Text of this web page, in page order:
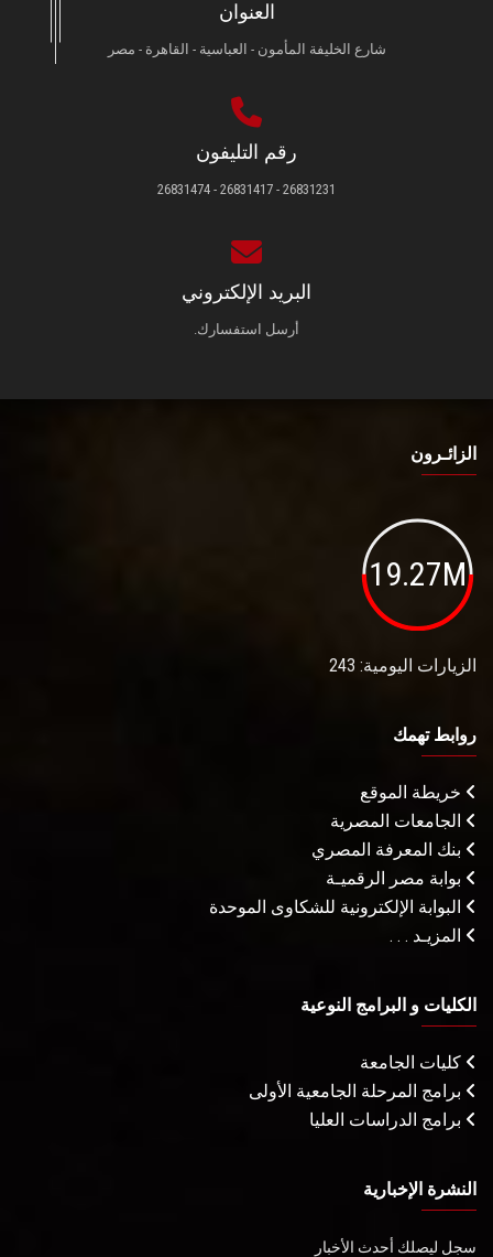
العنوان
شارع الخليفة المأمون - العباسية - القاهرة - مصر
رقم التليفون
26831231 - 26831417 - 26831474
البريد الإلكتروني
أرسل استفسارك.
الزائـرون
19.27M
الزيارات اليومية: 243
روابط تهمك
خريطة الموقع
الجامعات المصرية
بنك المعرفة المصري
بوابة مصر الرقميـة
البوابة الإلكترونية للشكاوى الموحدة
المزيـد . . .
الكليات و البرامج النوعية
كليات الجامعة
برامج المرحلة الجامعية الأولى
برامج الدراسات العليا
النشرة الإخبارية
سجل ليصلك أحدث الأخبار